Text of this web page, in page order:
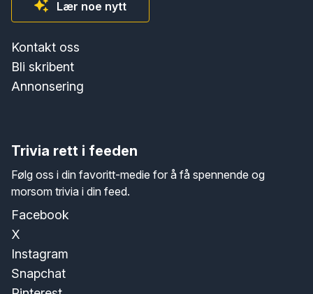
Lær noe nytt
Kontakt oss
Bli skribent
Annonsering
Trivia rett i feeden
Følg oss i din favoritt-medie for å få spennende og
morsom trivia i din feed.
Facebook
X
Instagram
Snapchat